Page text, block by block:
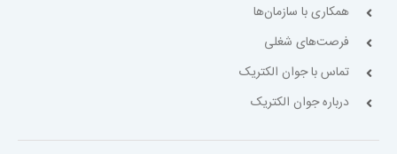
همکاری با سازمان‌ها
فرصت‌های شغلی
تماس با جوان الکتریک
درباره جوان الکتریک